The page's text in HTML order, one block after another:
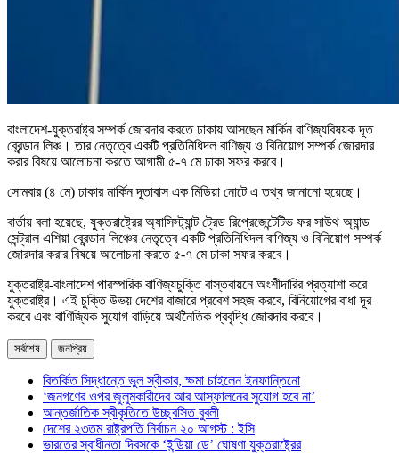
বাংলাদেশ-যুক্তরাষ্ট্র সম্পর্ক জোরদার করতে ঢাকায় আসছেন মার্কিন বাণিজ্যবিষয়ক দূত
ব্রেন্ডান লিঞ্চ। তার নেতৃত্বে একটি প্রতিনিধিদল বাণিজ্য ও বিনিয়োগ সম্পর্ক জোরদার
করার বিষয়ে আলোচনা করতে আগামী ৫-৭ মে ঢাকা সফর করবে।
সোমবার (৪ মে) ঢাকার মার্কিন দূতাবাস এক মিডিয়া নোটে এ তথ্য জানানো হয়েছে।
বার্তায় বলা হয়েছে, যুক্তরাষ্ট্রের অ্যাসিস্ট্যান্ট ট্রেড রিপ্রেজেন্টেটিভ ফর সাউথ অ্যান্ড
সেন্ট্রাল এশিয়া ব্রেন্ডান লিঞ্চের নেতৃত্বে একটি প্রতিনিধিদল বাণিজ্য ও বিনিয়োগ সম্পর্ক
জোরদার করার বিষয়ে আলোচনা করতে ৫-৭ মে ঢাকা সফর করবে।
যুক্তরাষ্ট্র-বাংলাদেশ পারস্পরিক বাণিজ্যচুক্তি বাস্তবায়নে অংশীদারির প্রত্যাশা করে
যুক্তরাষ্ট্র। এই চুক্তি উভয় দেশের বাজারে প্রবেশ সহজ করবে, বিনিয়োগের বাধা দূর
করবে এবং বাণিজ্যিক সুযোগ বাড়িয়ে অর্থনৈতিক প্রবৃদ্ধি জোরদার করবে।
সর্বশেষ জনপ্রিয়
বিতর্কিত সিদ্ধান্তে ভুল স্বীকার, ক্ষমা চাইলেন ইনফান্তিনো
‘জনগণের ওপর জুলুমকারীদের আর আস্ফালনের সুযোগ হবে না’
আন্তর্জাতিক স্বীকৃতিতে উচ্ছ্বসিত বুবলী
দেশের ২৩তম রাষ্ট্রপতি নির্বাচন ২০ আগস্ট : ইসি
ভারতের স্বাধীনতা দিবসকে ‘ইন্ডিয়া ডে’ ঘোষণা যুক্তরাষ্ট্রের